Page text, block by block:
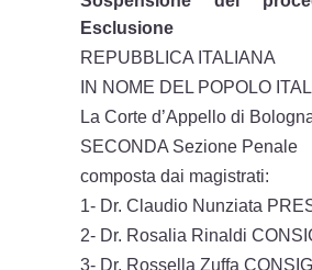
Esclusione
REPUBBLICA ITALIANA
IN NOME DEL POPOLO
La Corte d’Appello di
SECONDA Sezione Penale
composta dai magistrati:
1- Dr. Claudio Nunziata
2- Dr. Rosalia Rinaldi
3- Dr. Rossella Zuffa